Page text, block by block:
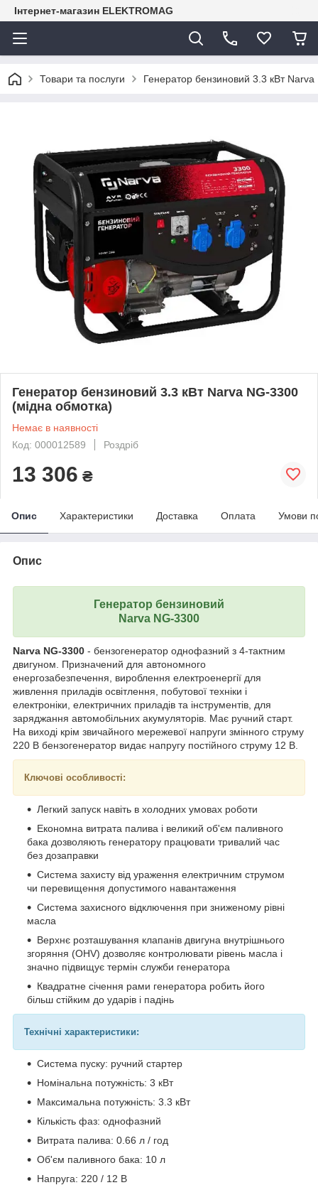
Інтернет-магазин ELEKTROMAG
Товари та послуги Генератор бензиновий 3.3 кВт
Генератор бензиновий 3.3 кВт Narva NG-3300
(мідна обмотка)
Немає в наявності
Код: 000012589
Роздріб
13 306 ₴
Опис Характеристики Доставка Оплата Умови
Опис
Генератор бензиновий
Narva NG-3300
Narva NG-3300 - бензогенератор однофазний з 4-тактним
двигуном. Призначений для автономного
енергозабезпечення, вироблення електроенергії для
живлення приладів освітлення, побутової техніки і
електроніки, електричних приладів та інструментів, для
заряджання автомобільних акумуляторів. Має ручний старт.
На виході крім звичайного мережевої напруги змінного струму
220 В бензогенератор видає напругу постійного струму 12 В.
Ключові особливості:
Легкий запуск навіть в холодних умовах роботи
Економна витрата палива і великий об'єм паливного
бака дозволяють генератору працювати тривалий час
без дозаправки
Система захисту від ураження електричним струмом
чи перевищення допустимого навантаження
Система захисного відключення при зниженому рівні
масла
Верхнє розташування клапанів двигуна внутрішнього
згоряння (OHV) дозволяє контролювати рівень масла і
значно підвищує термін служби генератора
Квадратне січення рами генератора робить його
більш стійким до ударів і падінь
Технічні характеристики:
Система пуску: ручний стартер
Номінальна потужність: 3 кВт
Максимальна потужність: 3.3 кВт
Кількість фаз: однофазний
Витрата палива: 0.66 л / год
Об'єм паливного бака: 10 л
Напруга: 220 / 12 В